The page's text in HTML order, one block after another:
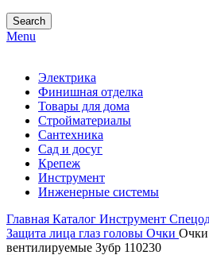
Search
Menu
Электрика
Финишная отделка
Товары для дома
Стройматериалы
Сантехника
Сад и досуг
Крепеж
Инструмент
Инженерные системы
Главная Каталог Инструмент
Защита лица глаз головы Очки Очки
вентилируемые Зубр 110230